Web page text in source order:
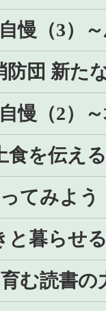
慢（3）
防団 新た
慢（2）
食を伝え
てみよ
と暮らせ
育む読書の